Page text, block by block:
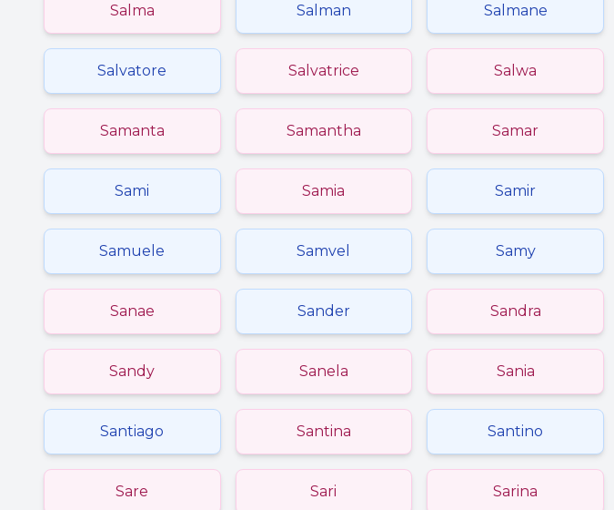
Salma Salman Salmane
Salvatore Salvatrice Salwa
Samanta Samantha Samar
Sami Samia Samir
Samuele Samvel Samy
Sanae Sander Sandra
Sandy Sanela Sania
Santiago Santina Santino
Sare Sari Sarina